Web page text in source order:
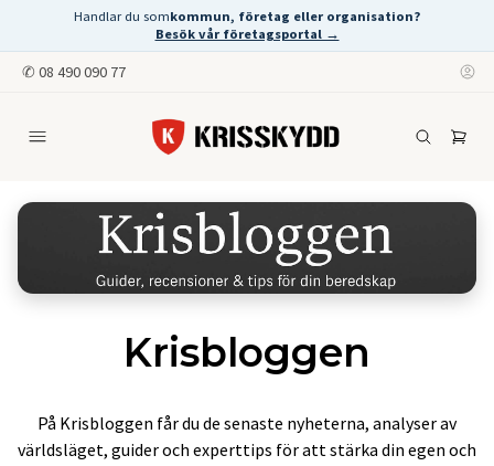
Handlar du somkommun, företag eller organisation?
Besök vår företagsportal →
✆ 08 490 090 77
Krisbloggen
På Krisbloggen får du de senaste nyheterna, analyser av
världsläget, guider och experttips för att stärka din egen och